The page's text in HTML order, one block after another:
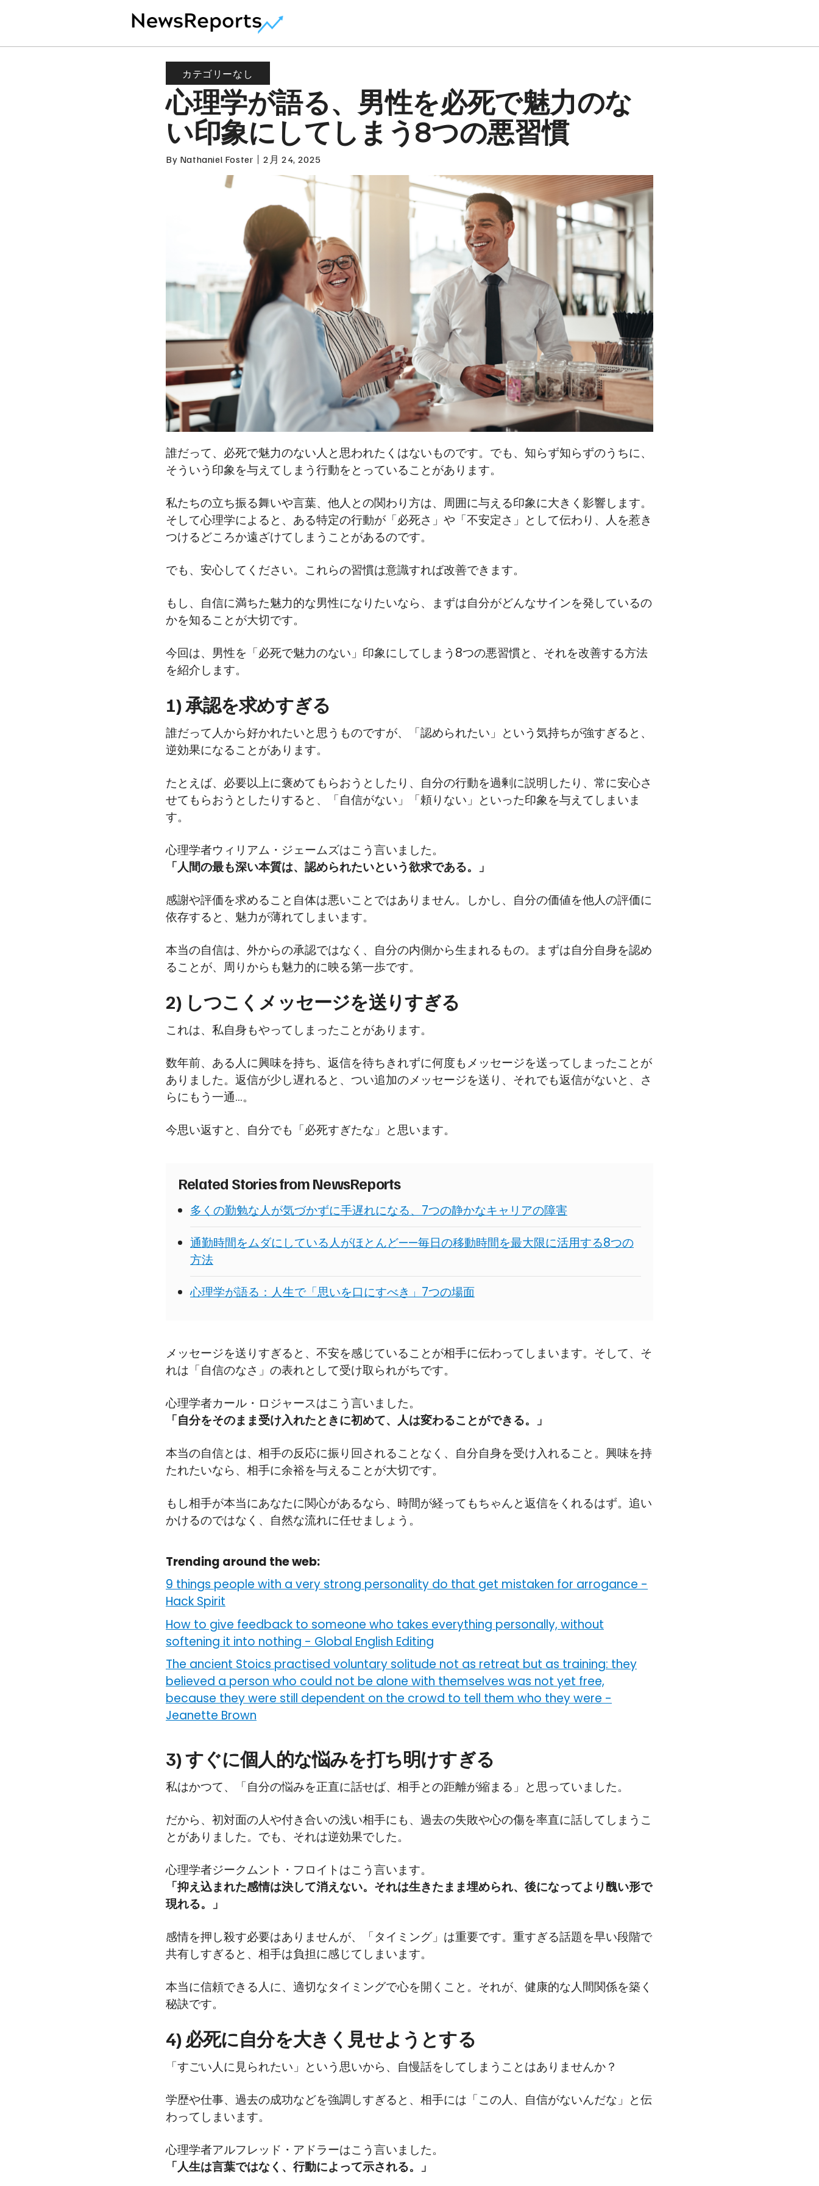
カテゴリーなし
心理学が語る、男性を必死で魅力のな
い印象にしてしまう8つの悪習慣
By Nathaniel Foster 2月 24, 2025
誰だって、必死で魅力のない人と思われたくはないものです。でも、知らず知らずのうちに、
そういう印象を与えてしまう行動をとっていることがあります。
私たちの立ち振る舞いや言葉、他人との関わり方は、周囲に与える印象に大きく影響します。
そして心理学によると、ある特定の行動が「必死さ」や「不安定さ」として伝わり、人を惹き
つけるどころか遠ざけてしまうことがあるのです。
でも、安心してください。これらの習慣は意識すれば改善できます。
もし、自信に満ちた魅力的な男性になりたいなら、まずは自分がどんなサインを発しているの
かを知ることが大切です。
今回は、男性を「必死で魅力のない」印象にしてしまう8つの悪習慣と、それを改善する方法
を紹介します。
1) 承認を求めすぎる
誰だって人から好かれたいと思うものですが、「認められたい」という気持ちが強すぎると、
逆効果になることがあります。
たとえば、必要以上に褒めてもらおうとしたり、自分の行動を過剰に説明したり、常に安心さ
せてもらおうとしたりすると、「自信がない」「頼りない」といった印象を与えてしまいま
す。
心理学者ウィリアム・ジェームズはこう言いました。
「人間の最も深い本質は、認められたいという欲求である。」
感謝や評価を求めること自体は悪いことではありません。しかし、自分の価値を他人の評価に
依存すると、魅力が薄れてしまいます。
本当の自信は、外からの承認ではなく、自分の内側から生まれるもの。まずは自分自身を認め
ることが、周りからも魅力的に映る第一歩です。
2) しつこくメッセージを送りすぎる
これは、私自身もやってしまったことがあります。
数年前、ある人に興味を持ち、返信を待ちきれずに何度もメッセージを送ってしまったことが
ありました。返信が少し遅れると、つい追加のメッセージを送り、それでも返信がないと、さ
らにもう一通…。
今思い返すと、自分でも「必死すぎたな」と思います。
Related Stories from NewsReports
多くの勤勉な人が気づかずに手遅れになる、7つの静かなキャリアの障害
通勤時間をムダにしている人がほとんど——毎日の移動時間を最大限に活用する8つの
方法
心理学が語る：人生で「思いを口にすべき」7つの場面
メッセージを送りすぎると、不安を感じていることが相手に伝わってしまいます。そして、そ
れは「自信のなさ」の表れとして受け取られがちです。
心理学者カール・ロジャースはこう言いました。
「自分をそのまま受け入れたときに初めて、人は変わることができる。」
本当の自信とは、相手の反応に振り回されることなく、自分自身を受け入れること。興味を持
たれたいなら、相手に余裕を与えることが大切です。
もし相手が本当にあなたに関心があるなら、時間が経ってもちゃんと返信をくれるはず。追い
かけるのではなく、自然な流れに任せましょう。
Trending around the web:
9 things people with a very strong personality do that get mistaken for arrogance -
Hack Spirit
How to give feedback to someone who takes everything personally, without
softening it into nothing - Global English Editing
The ancient Stoics practised voluntary solitude not as retreat but as training: they
believed a person who could not be alone with themselves was not yet free,
because they were still dependent on the crowd to tell them who they were -
Jeanette Brown
3) すぐに個人的な悩みを打ち明けすぎる
私はかつて、「自分の悩みを正直に話せば、相手との距離が縮まる」と思っていました。
だから、初対面の人や付き合いの浅い相手にも、過去の失敗や心の傷を率直に話してしまうこ
とがありました。でも、それは逆効果でした。
心理学者ジークムント・フロイトはこう言います。
「抑え込まれた感情は決して消えない。それは生きたまま埋められ、後になってより醜い形で
現れる。」
感情を押し殺す必要はありませんが、「タイミング」は重要です。重すぎる話題を早い段階で
共有しすぎると、相手は負担に感じてしまいます。
本当に信頼できる人に、適切なタイミングで心を開くこと。それが、健康的な人間関係を築く
秘訣です。
4) 必死に自分を大きく見せようとする
「すごい人に見られたい」という思いから、自慢話をしてしまうことはありませんか？
学歴や仕事、過去の成功などを強調しすぎると、相手には「この人、自信がないんだな」と伝
わってしまいます。
心理学者アルフレッド・アドラーはこう言いました。
「人生は言葉ではなく、行動によって示される。」